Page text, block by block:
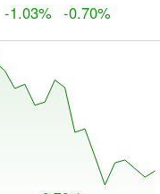
-1.03% -0.70%